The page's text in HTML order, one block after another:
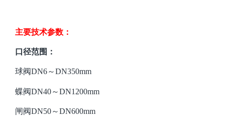
主要技术参数：
口径范围 ：
球阀DN6～DN350mm
蝶阀DN40～DN1200mm
闸阀DN50～DN600mm